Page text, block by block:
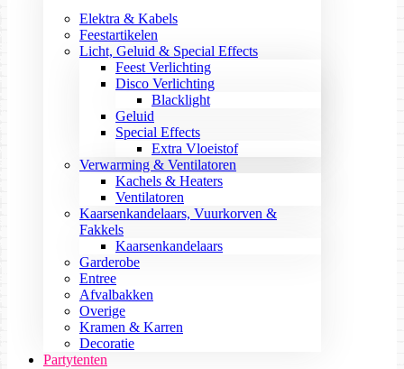
Elektra & Kabels
Feestartikelen
Licht, Geluid & Special Effects
Feest Verlichting
Disco Verlichting
Blacklight
Geluid
Special Effects
Extra Vloeistof
Verwarming & Ventilatoren
Kachels & Heaters
Ventilatoren
Kaarsenkandelaars, Vuurkorven &
Fakkels
Kaarsenkandelaars
Garderobe
Entree
Afvalbakken
Overige
Kramen & Karren
Decoratie
Partytenten